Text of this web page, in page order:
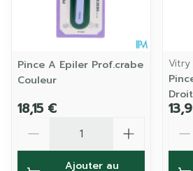
Pince A Epiler Prof.crabe
Couleur
18,15 €
Ajouter au
Vitry